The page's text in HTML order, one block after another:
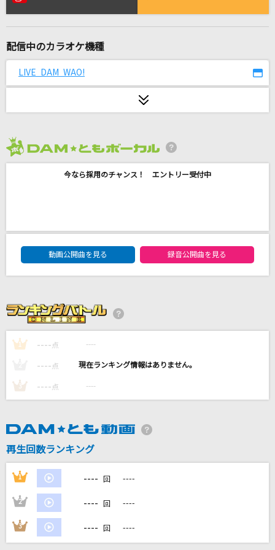
ラストシーン
キラリ☆彡スター☆トゥインクルプリキュア
[生音]ベテルギウス
SixTONES
[生音]Your Song
[生音]真夏の果実
アルフィー(THE ALFEE)
カラオケ最新情報をチェック！
配信中のカラオケ機種
LIVE DAM WAO!
今なら採用のチャンス！ エントリー受付中
DAM★ともボーカルエントリーランキング
動画公開曲を見る
録音公開曲を見る
1 ---- 点 ----
---- 点 ----
3 ---- 点 ----
再生回数ランキング
1 ---- 回 ----
2 ---- 回 ----
3 ---- 回 ----